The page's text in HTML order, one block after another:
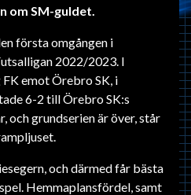
om SM-guldet.
första omgången i
2022/2023. I
emot Örebro SK, i
6-2 till Örebro SK:s
och grundserien är över, står
och därmed får bästa
Hemmaplansfördel, samt